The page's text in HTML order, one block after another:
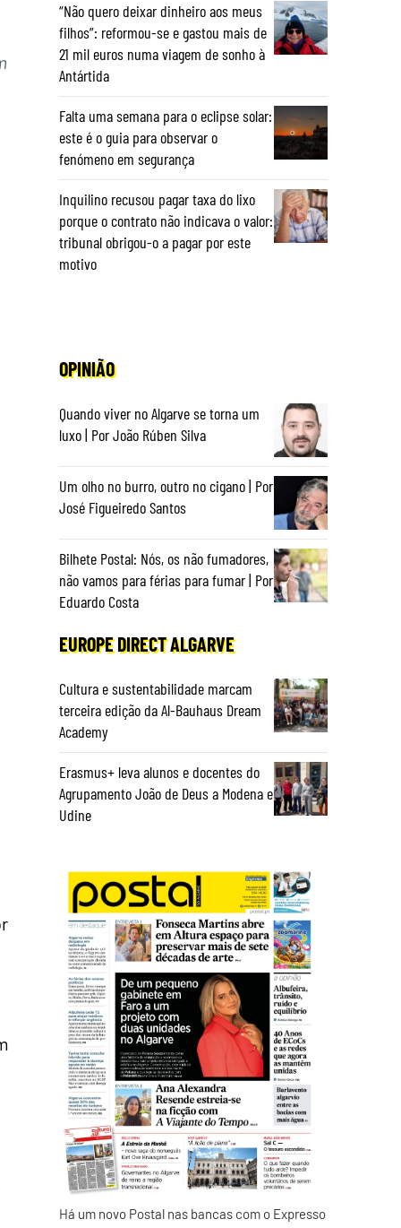
“Não quero deixar dinheiro aos meus
filhos”: reformou-se e gastou mais de
21 mil euros numa viagem de sonho à
Antártida
Falta uma semana para o eclipse solar:
este é o guia para observar o
fenómeno em segurança
Inquilino recusou pagar taxa do lixo
porque o contrato não indicava o valor:
tribunal obrigou-o a pagar por este
motivo
OPINIÃO
Quando viver no Algarve se torna um
luxo | Por João Rúben Silva
Um olho no burro, outro no cigano | Por
José Figueiredo Santos
Bilhete Postal: Nós, os não fumadores,
não vamos para férias para fumar | Por
Eduardo Costa
EUROPE DIRECT ALGARVE
Cultura e sustentabilidade marcam
terceira edição da Al-Bauhaus Dream
Academy
Erasmus+ leva alunos e docentes do
Agrupamento João de Deus a Modena e
Udine
Há um novo Postal nas bancas com o Expresso